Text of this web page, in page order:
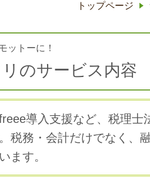
トップページ
ットーに！
のサービス内容
導入支援など、税理士
税務・会計だけでなく、
ます。